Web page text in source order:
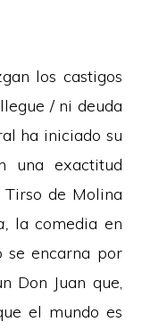
los castigos
/ ni deuda
ha iniciado su
una exactitud
de Molina
la comedia en
encarna por
Don Juan que,
el mundo es